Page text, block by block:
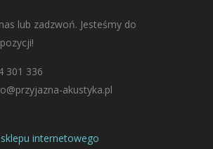
lub zadzwoń. Jesteśmy do
301 336
akustyka.pl
internetowego